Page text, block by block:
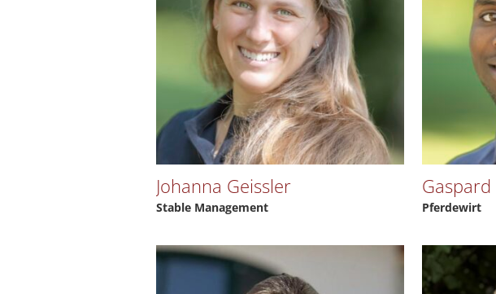
Johanna Geissler
Stable Management Pferdewirt